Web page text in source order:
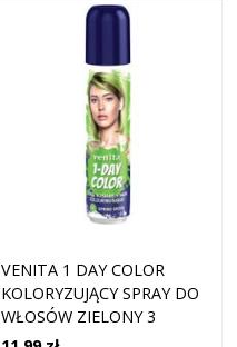
VENITA 1 DAY COLOR
KOLORYZUJĄCY SPRAY DO
WŁOSÓW ZIELONY 3
SPRING GREEN 50ML